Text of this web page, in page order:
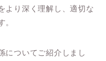
より深く理解し、適切な
。
についてご紹介しまし